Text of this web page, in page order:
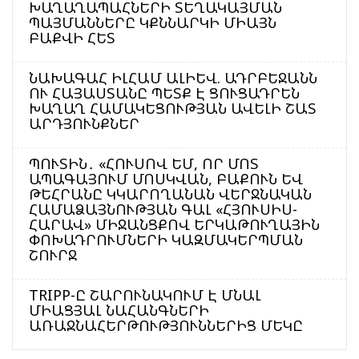
ԽԱՂԱՂԱՊԱՀՆԵՐԻ ՏԵՂԱԿԱՅՄԱՆ
ՊԱՅՄԱՆՆԵՐԸ ԿՔՆՆԱՐԿԻ ՄԻԱՅՆ
ԲԱՔՎԻ ՀԵՏ
ՆԱԽԱԳԱՀ ԻԼՀԱՄ ԱԼԻԵՎ. ԱԴՐԲԵՋԱՆՆ
ՈՒ ՀԱՅԱՍՏԱՆԸ ՊԵՏՔ Է ՑՈՒՑԱԴՐԵՆ
ԽԱՂԱՂ ՀԱՄԱԿԵՑՈՒԹՅԱՆ ԱՎԵԼԻ ՇԱՏ
ԱՐԴՅՈՒՆՔՆԵՐ
ՊՈՒՏԻՆ․ «ՀՈՒՍՈՎ ԵՄ, ՈՐ ՄՈՏ
ԱՊԱԳԱՅՈՒՄ ՄՈՍԿՎԱՆ, ԲԱՔՈՒՆ ԵՎ
ԹԵՀՐԱՆԸ ԿԿԱՐՈՂԱՆԱՆ ՎԵՐՋՆԱԿԱՆ
ՀԱՄԱՁԱՅՆՈՒԹՅԱՆ ԳԱԼ «ՀՅՈՒՍԻՍ-
ՀԱՐԱՎ» ՄԻՋԱՆՑՔՈՎ ԵՐԿԱԹՈՒՂԱՅԻՆ
ՓՈԽԱԴՐՈՒՄՆԵՐԻ ԿԱԶՄԱԿԵՐՊՄԱՆ
ՇՈՒՐՋ
TRIPP-Ը ՇԱՐՈՒՆԱԿՈՒՄ Է ՄՆԱԼ
ՄԻԱՑՅԱԼ ՆԱՀԱՆԳՆԵՐԻ
ԱՌԱՋՆԱՀԵՐԹՈՒԹՅՈՒՆՆԵՐԻՑ ՄԵԿԸ